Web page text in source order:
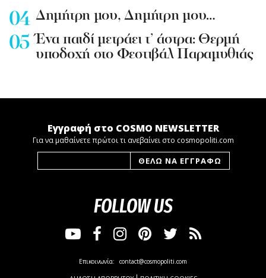
Δημήτρη μου, Δημήτρη μου…
Ένα παιδί μετράει τ’ άστρα: Θερμή
υποδοχή στο Φεστιβάλ Παραμυθιάς
Εγγραφή στο COSMO NEWSLETTER
Για να μαθαίνετε πρώτοι τι ανεβαίνει στο cosmopoliti.com
FOLLOW US
Επικοινωνία: contact@cosmopoliti.com